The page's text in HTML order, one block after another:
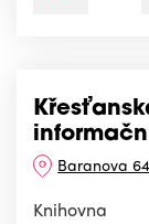
Baranova
Knihovna